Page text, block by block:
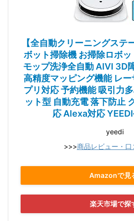
【全自動クリーニングステ
ボット掃除機 お掃除ロボ
モップ洗浄全自動 AIVI 3D
高精度マッピング機能 レ
プリ対応 予約機能 吸引力
ット型 自動充電 落下防止
応 Alexa対応
yeedi
>>>商品レビュー・口
Amazonで見
楽天市場で探